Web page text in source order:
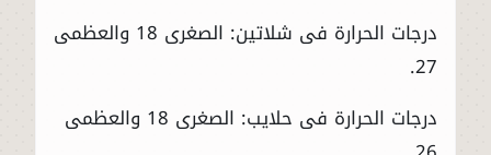
درجات الحرارة فى شلاتين: الصغرى 18 والعظمى
27.
درجات الحرارة فى حلايب: الصغرى 18 والعظمى